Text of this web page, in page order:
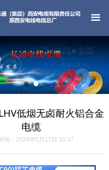
끀
低烟无卤耐火铝合金
电缆
间： 2024年5月17日 10:37